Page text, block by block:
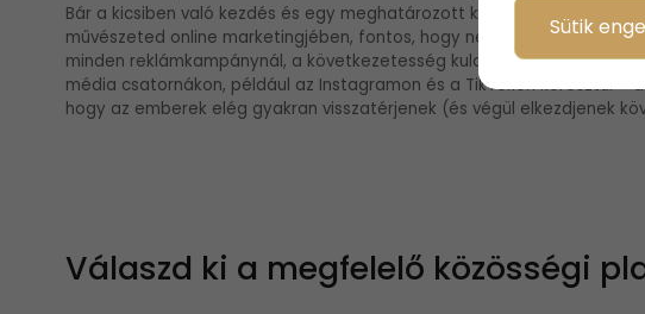
Bár a kicsiben való kezdés és egy meghatározott közönség
művészeted online marketingjében, fontos, hogy ne hagyd figyelmen
minden reklámkampánynál, a következetesség kulcsfontosságú,
média csatornákon, például az Instagramon és a TikTokon keresztül –
hogy az emberek elég gyakran visszatérjenek (és végül elkezdjenek
Válaszd ki a megfelelő közösségi
Sütik